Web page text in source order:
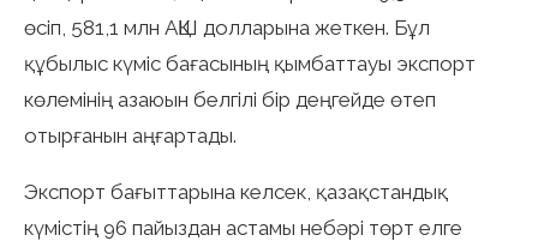
өсіп, 581,1 млн АҚШ долларына жеткен. Бұл
құбылыс күміс бағасының қымбаттауы экспорт
көлемінің азаюын белгілі бір деңгейде өтеп
отырғанын аңғартады.
Экспорт бағыттарына келсек, қазақстандық
күмістің 96 пайыздан астамы небәрі төрт елге